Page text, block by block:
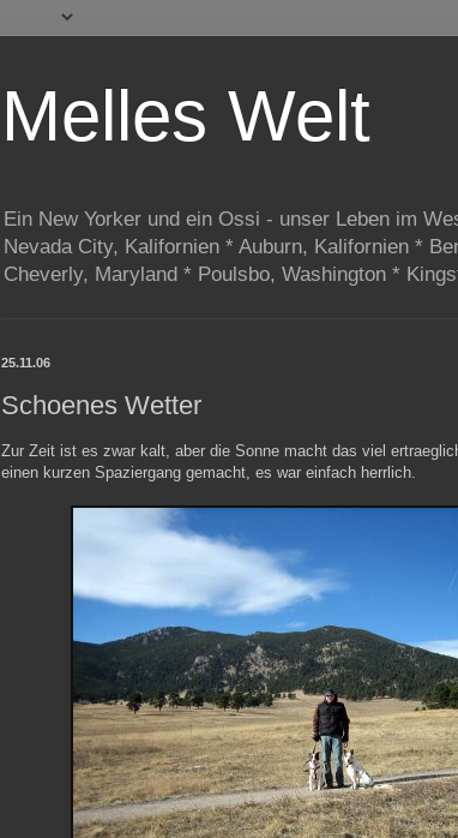
Melles Welt
Ein New Yorker und ein Ossi - unser Leben im
Nevada City, Kalifornien * Auburn, Kalifornien *
Cheverly, Maryland * Poulsbo, Washington *
25.11.06
Schoenes Wetter
Zur Zeit ist es zwar kalt, aber die Sonne macht das viel
einen kurzen Spaziergang gemacht, es war einfach herrlich.